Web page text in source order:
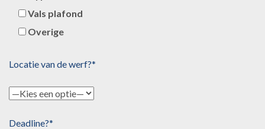
Vals plafond
Overige
Locatie van de werf?*
Deadline?*